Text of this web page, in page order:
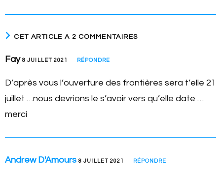
CET ARTICLE A 2 COMMENTAIRES
Fay 8 JUILLET 2021 RÉPONDRE
D’après vous l’ouverture des frontières sera t’elle 21
juillet …nous devrions le s’avoir vers qu’elle date …
merci
Andrew D'Amours 8 JUILLET 2021 RÉPONDRE